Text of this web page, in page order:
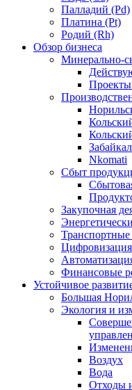
Палладий (Pd)
Платина (Pt)
Родий (Rh)
Обзор бизнеса
Минерально-
Проекты
Nkomati
Сбыт
Закупочная
Цифровизация
Финансовые
Устойчивое
Большая
Экология и
Воздух
Вода
Отходы